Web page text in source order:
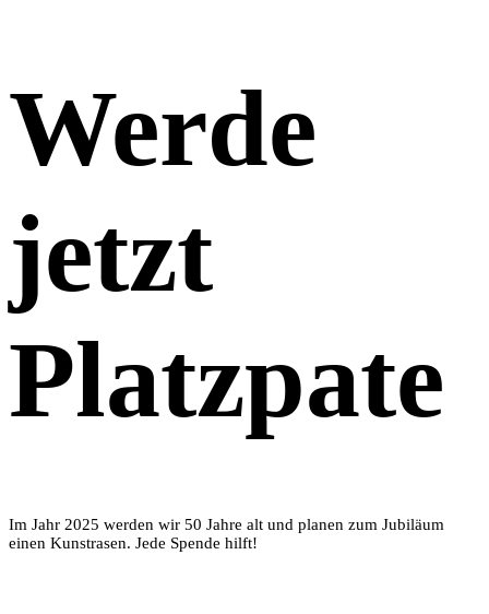
Werde
jetzt
Platzpate
Im Jahr 2025 werden wir 50 Jahre alt und planen zum Jubiläum
einen Kunstrasen. Jede Spende hilft!